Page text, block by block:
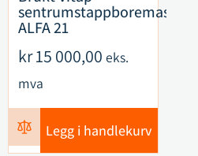
sentrumstappboremaskin
ALFA 21
kr15 000,00 eks.
mva
Legg i handlekurv